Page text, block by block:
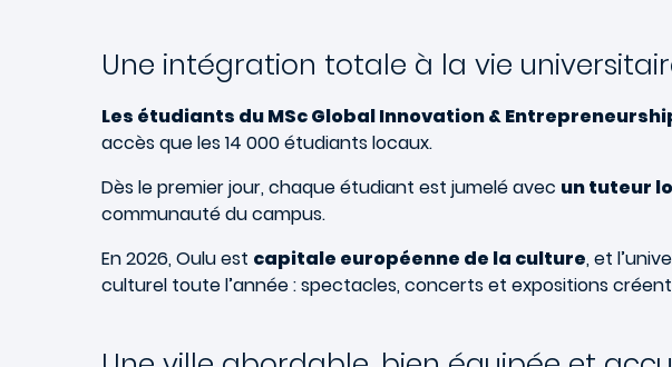
Une intégration totale à la vie
Les étudiants du MSc Global Innovation &
accès que les 14 000 étudiants locaux.
Dès le premier jour, chaque étudiant est jumelé avec un tuteur
communauté du campus.
En 2026, Oulu est capitale européenne de la culture, et
culturel toute l’année : spectacles, concerts et expositions